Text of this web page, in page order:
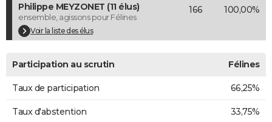
COPAINS D'AVANT
S'inscrire
Se connecter
Lycées
Collèges
Primaires
Universités
Entreprises
Service militaire
Avis de recherche
AVIS DE DÉCÈS
FORUM
Philippe MEYZONET (11 élus)
ensemble, agissons pour Félines
Voir la liste des élus
166 100,00%
Participation au scrutin Félines
Taux de participation 66,25%
Taux d'abstention 33,75%